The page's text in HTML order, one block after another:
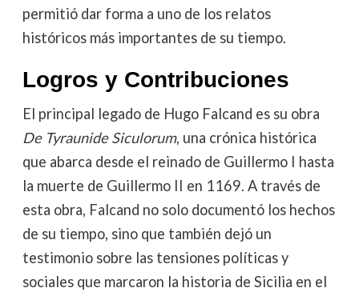
permitió dar forma a uno de los relatos
históricos más importantes de su tiempo.
Logros y Contribuciones
El principal legado de Hugo Falcand es su obra
De Tyraunide Siculorum, una crónica histórica
que abarca desde el reinado de Guillermo I hasta
la muerte de Guillermo II en 1169. A través de
esta obra, Falcand no solo documentó los hechos
de su tiempo, sino que también dejó un
testimonio sobre las tensiones políticas y
sociales que marcaron la historia de Sicilia en el